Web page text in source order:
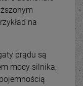
na
prądu są
mocy silnika,